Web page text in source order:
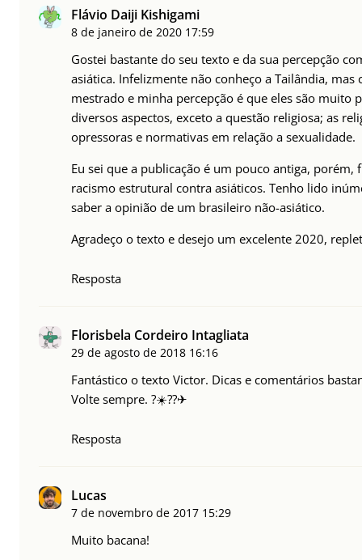
Flávio Daiji Kishigami
8 de janeiro de 2020 17:59
Gostei bastante do seu texto e da sua percepção
asiática. Infelizmente não conheço a Tailândia,
mestrado e minha percepção é que eles são muito
diversos aspectos, exceto a questão religiosa; as
opressoras e normativas em relação a sexualidade.
Eu sei que a publicação é um pouco antiga,
racismo estrutural contra asiáticos. Tenho lido
saber a opinião de um brasileiro não-asiático.
Agradeço o texto e desejo um excelente 2020,
Resposta
Florisbela Cordeiro Intagliata
29 de agosto de 2018 16:16
Fantástico o texto Victor. Dicas e comentários
Volte sempre. ?☀️??✈
Resposta
Lucas
7 de novembro de 2017 15:29
Muito bacana!